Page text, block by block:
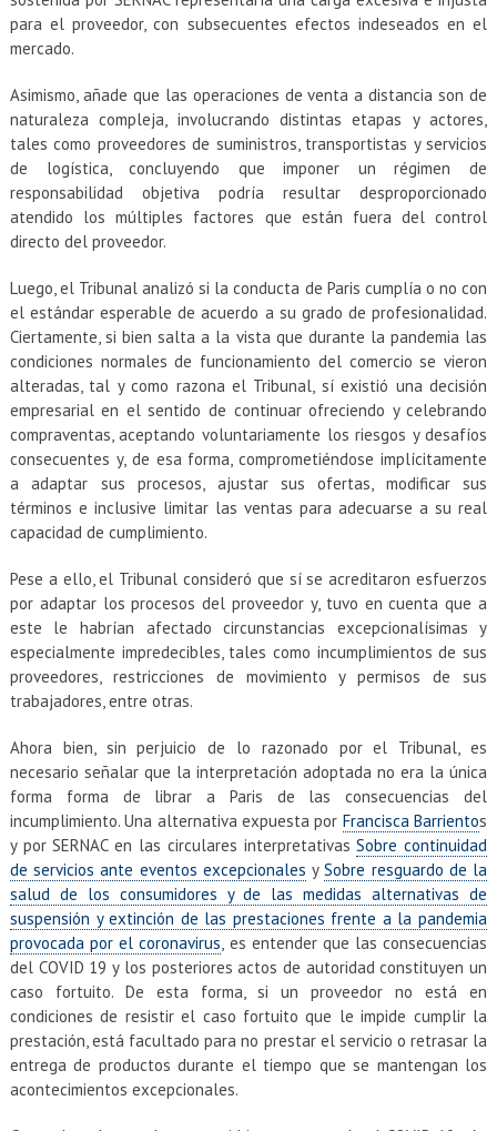
para el proveedor, con subsecuentes efectos indeseados en el
mercado.
Asimismo, añade que las operaciones de venta a distancia son de
naturaleza compleja, involucrando distintas etapas y actores,
tales como proveedores de suministros, transportistas y servicios
de logística, concluyendo que imponer un régimen de
responsabilidad objetiva podría resultar desproporcionado
atendido los múltiples factores que están fuera del control
directo del proveedor.
Luego, el Tribunal analizó si la conducta de Paris cumplía o no con
el estándar esperable de acuerdo a su grado de profesionalidad.
Ciertamente, si bien salta a la vista que durante la pandemia las
condiciones normales de funcionamiento del comercio se vieron
alteradas, tal y como razona el Tribunal, sí existió una decisión
empresarial en el sentido de continuar ofreciendo y celebrando
compraventas, aceptando voluntariamente los riesgos y desafíos
consecuentes y, de esa forma, comprometiéndose implícitamente
a adaptar sus procesos, ajustar sus ofertas, modificar sus
términos e inclusive limitar las ventas para adecuarse a su real
capacidad de cumplimiento.
Pese a ello, el Tribunal consideró que sí se acreditaron esfuerzos
por adaptar los procesos del proveedor y, tuvo en cuenta que a
este le habrían afectado circunstancias excepcionalísimas y
especialmente impredecibles, tales como incumplimientos de sus
proveedores, restricciones de movimiento y permisos de sus
trabajadores, entre otras.
Ahora bien, sin perjuicio de lo razonado por el Tribunal, es
necesario señalar que la interpretación adoptada no era la única
forma forma de librar a Paris de las consecuencias del
incumplimiento. Una alternativa expuesta por Francisca Barrientos
y por SERNAC en las circulares interpretativasSobre continuidad
de servicios ante eventos excepcionales ySobre resguardo de la
salud de los consumidores y de las medidas alternativas de
suspensión y extinción de las prestaciones frente a la pandemia
provocada por el coronavirus, es entender que las consecuencias
del COVID 19 y los posteriores actos de autoridad constituyen un
caso fortuito. De esta forma, si un proveedor no está en
condiciones de resistir el caso fortuito que le impide cumplir la
prestación, está facultado para no prestar el servicio o retrasar la
entrega de productos durante el tiempo que se mantengan los
acontecimientos excepcionales.